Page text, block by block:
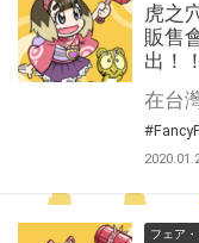
虎之
販售
出！！
フェア